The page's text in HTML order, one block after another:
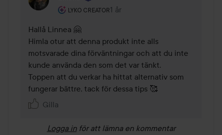
LYKO CREATOR
Användarens roll: Lyko Creator.
1 år
Kommentaren lades 1 år
Hallå Linnea 🤗
Himla otur att denna produkt inte alls
motsvarade dina förväntningar och att du inte
kunde använda den som det var tänkt.
Toppen att du verkar ha hittat alternativ som
fungerar bättre, tack för dessa tips 🥰
Gilla
Logga in för att lämna en kommentar